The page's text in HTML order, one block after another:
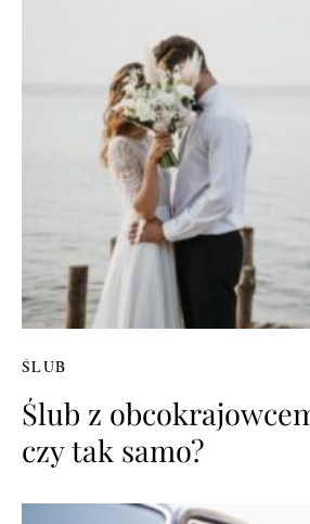
ŚLUB
Ślub z
czy tak samo?